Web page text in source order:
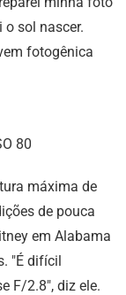
o sol nascer.
fotogênica
80
máxima de
de pouca
em Alabama
"É difícil
F/2.8", diz ele.